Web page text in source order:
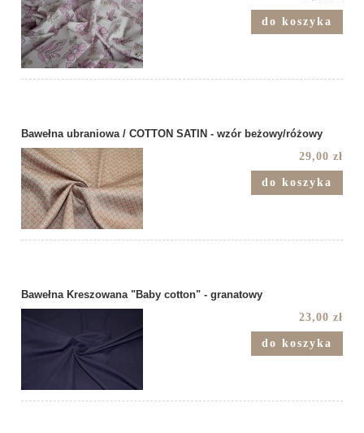
do koszyka
Bawełna ubraniowa / COTTON SATIN - wzór beżowy/różowy
29,00 zł
do koszyka
Bawełna Kreszowana "Baby cotton" - granatowy
23,00 zł
do koszyka